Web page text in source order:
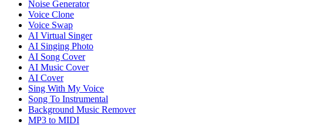
Noise Generator
Voice Clone
Voice Swap
AI Virtual Singer
AI Singing Photo
AI Song Cover
AI Music Cover
AI Cover
Sing With My Voice
Song To Instrumental
Background Music Remover
MP3 to MIDI